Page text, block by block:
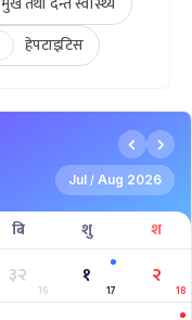
हेपटाइटिस
Jul / Aug 2026
बि शु श
३२
16
१
17
२
18